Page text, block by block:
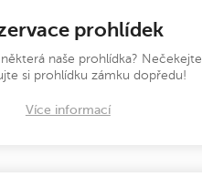
prohlídek
některá naše prohlídka? Nečekejte
si prohlídku zámku dopředu!
Více informací